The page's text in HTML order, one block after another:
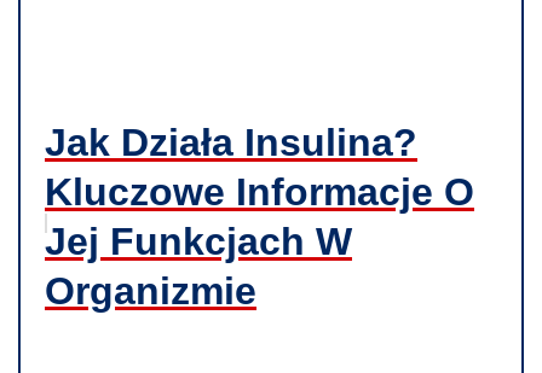
Jak Działa Insulina?
Kluczowe Informacje O
Jej Funkcjach W
Organizmie